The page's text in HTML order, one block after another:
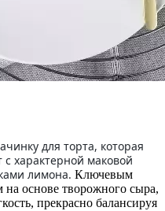
для торта, которая
с характерной маковой
лимона. Ключевым
на основе творожного сыра,
прекрасно балансируя